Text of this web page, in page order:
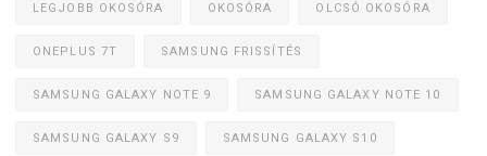
LEGJOBB OKOSÓRA OKOSÓRA OLCSÓ OKOSÓRA
ONEPLUS 7T SAMSUNG FRISSÍTÉS
SAMSUNG GALAXY NOTE 9 SAMSUNG GALAXY NOTE 10
SAMSUNG GALAXY S9 SAMSUNG GALAXY S10